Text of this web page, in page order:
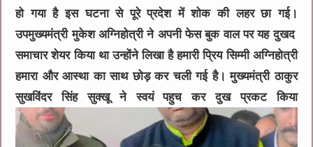
हो गया है इस घटना से पूरे प्रदेश में शोक की लहर छा गई।
उपमुख्यमंत्री मुकेश अग्निहोत्री ने अपनी फेस बुक वाल पर यह दुखद
समाचार शेयर किया था उन्होंने लिखा है हमारी प्रिय सिम्मी अग्निहोत्री
हमारा और आस्था का साथ छोड़ कर चली गई है। मुख्यमंत्री ठाकुर
सुखविंदर सिंह सुक्खू ने स्वयं पहुच कर दुख प्रकट किया